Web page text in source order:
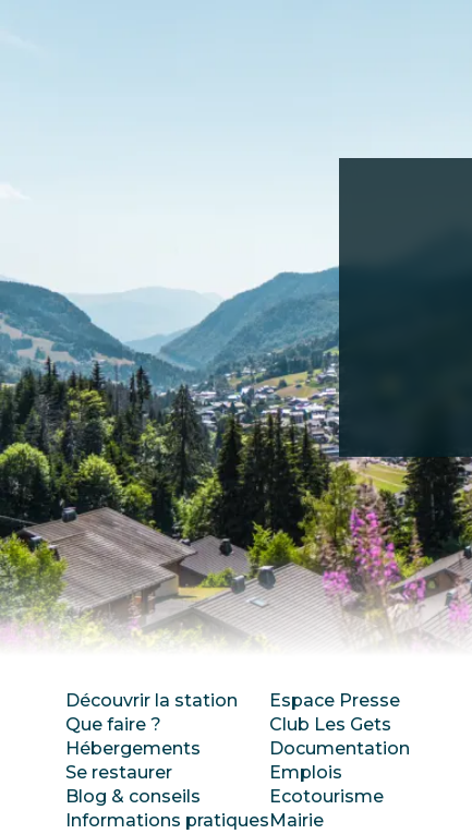
Découvrir la station
Que faire ?
Hébergements
Se restaurer
Blog & conseils
Informations pratiques
Espace Presse
Club Les Gets
Documentation
Emplois
Ecotourisme
Mairie